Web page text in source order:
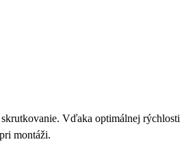
Vďaka optimálnej rýchlosti
montáži.